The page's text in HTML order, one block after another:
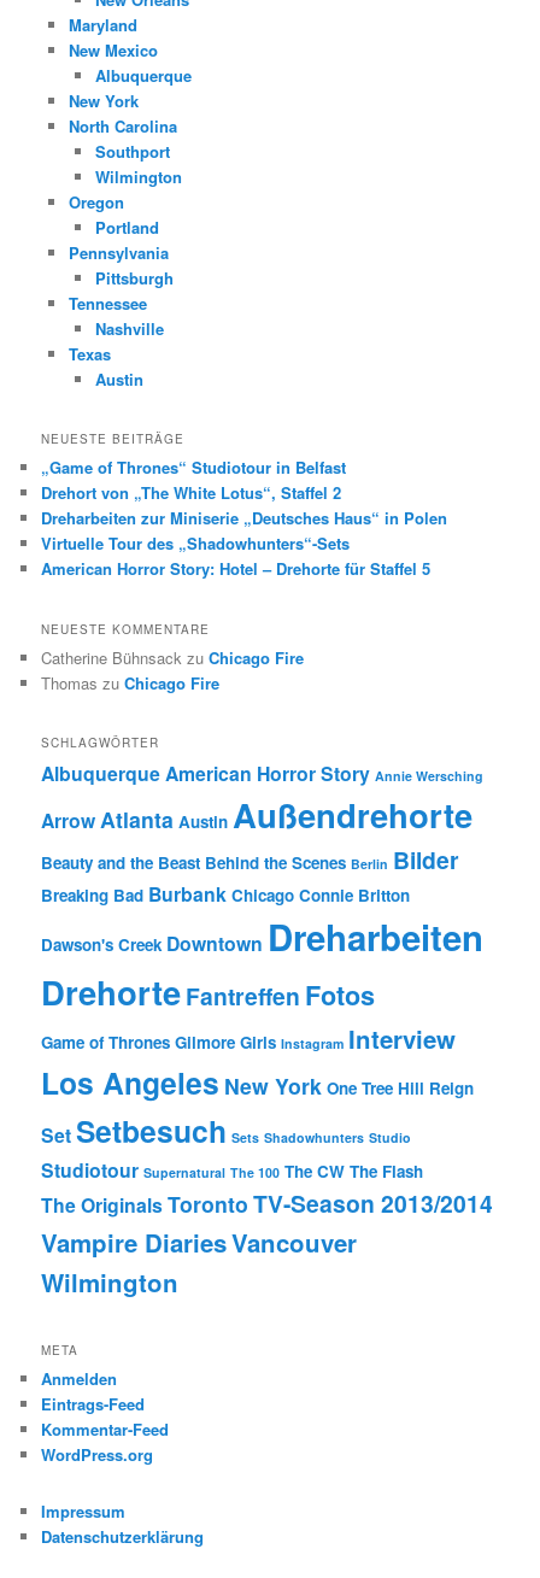
Maryland
New Mexico
Albuquerque
New York
North Carolina
Southport
Wilmington
Oregon
Portland
Pennsylvania
Pittsburgh
Tennessee
Nashville
Texas
Austin
NEUESTE BEITRÄGE
„Game of Thrones“ Studiotour in Belfast
Drehort von „The White Lotus“, Staffel 2
Dreharbeiten zur Miniserie „Deutsches Haus“ in Polen
Virtuelle Tour des „Shadowhunters“-Sets
American Horror Story: Hotel – Drehorte für Staffel 5
NEUESTE KOMMENTARE
Catherine Bühnsack zuChicago Fire
Thomas zuChicago Fire
SCHLAGWÖRTER
AlbuquerqueAmerican Horror Story Annie Wersching
ArrowAtlanta Austin Außendrehorte
Beauty and the Beast Behind the Scenes Berlin Bilder
Breaking Bad Burbank Chicago Connie Britton
Dawson's Creek Downtown Dreharbeiten
DrehorteFantreffen Fotos
Game of Thrones Gilmore Girls Instagram Interview
Los Angeles New York One Tree Hill Reign
SetSetbesuch Sets Shadowhunters Studio
Studiotour Supernatural The 100 The CW The Flash
The OriginalsToronto TV-Season 2013/2014
Vampire DiariesVancouver
Wilmington
META
Anmelden
Eintrags-Feed
Kommentar-Feed
WordPress.org
Impressum
Datenschutzerklärung